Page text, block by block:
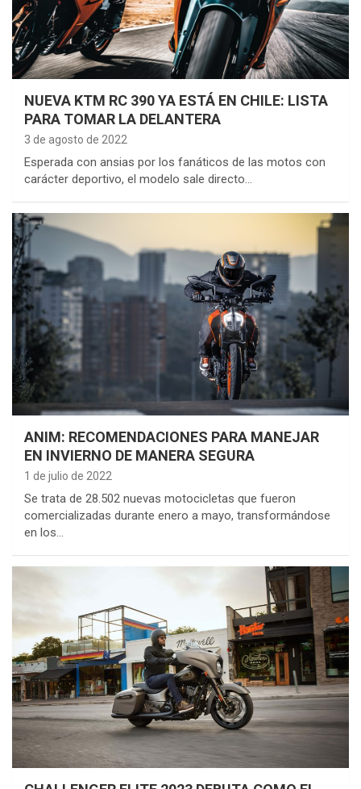
NUEVA KTM RC 390 YA ESTÁ EN CHILE: LISTA
PARA TOMAR LA DELANTERA
3 de agosto de 2022
Esperada con ansias por los fanáticos de las motos con
carácter deportivo, el modelo sale directo…
ANIM: RECOMENDACIONES PARA MANEJAR
EN INVIERNO DE MANERA SEGURA
1 de julio de 2022
Se trata de 28.502 nuevas motocicletas que fueron
comercializadas durante enero a mayo, transformándose
en los…